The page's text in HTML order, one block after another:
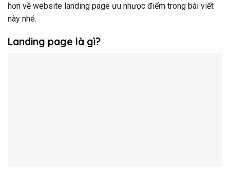
hơn về website landing page ưu nhược điểm trong bài viết
này nhé.
Landing page là gì?